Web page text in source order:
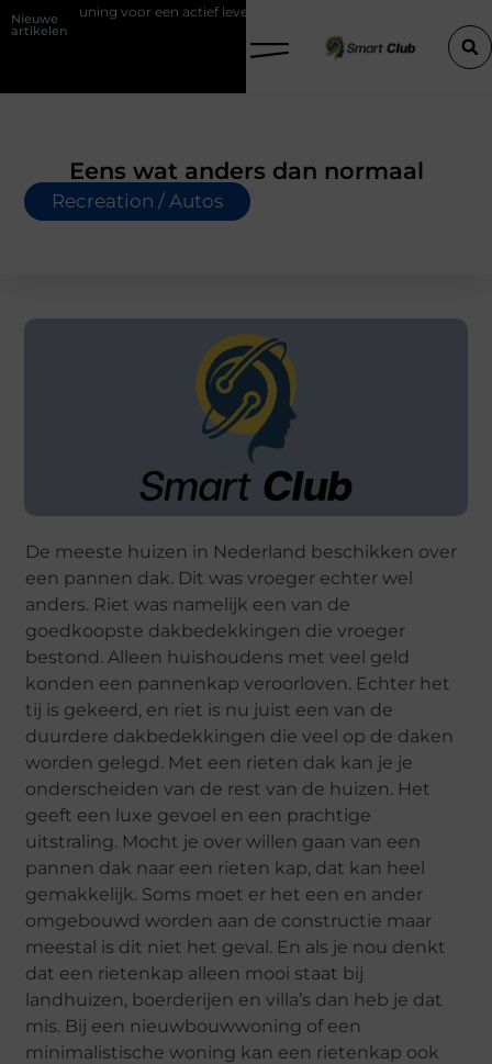
Nieuwe
artikelen
voor een actief leven Waarom Ermelo de perfecte plek is voor
Eens wat anders dan normaal
Recreation / Autos
De meeste huizen in Nederland beschikken over
een pannen dak. Dit was vroeger echter wel
anders. Riet was namelijk een van de
goedkoopste dakbedekkingen die vroeger
bestond. Alleen huishoudens met veel geld
konden een pannenkap veroorloven. Echter het
tij is gekeerd, en riet is nu juist een van de
duurdere dakbedekkingen die veel op de daken
worden gelegd. Met een rieten dak kan je je
onderscheiden van de rest van de huizen. Het
geeft een luxe gevoel en een prachtige
uitstraling. Mocht je over willen gaan van een
pannen dak naar een rieten kap, dat kan heel
gemakkelijk. Soms moet er het een en ander
omgebouwd worden aan de constructie maar
meestal is dit niet het geval. En als je nou denkt
dat een rietenkap alleen mooi staat bij
landhuizen, boerderijen en villa’s dan heb je dat
mis. Bij een nieuwbouwwoning of een
minimalistische woning kan een rietenkap ook